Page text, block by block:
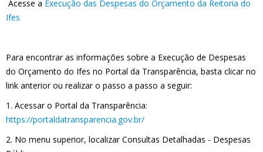
Acesse a Execução das Despesas do Orçamento da Reitoria do
Ifes
Para encontrar as informações sobre a Execução de Despesas
do Orçamento do Ifes no Portal da Transparência, basta clicar no
link anterior ou realizar o passo a passo a seguir:
1. Acessar o Portal da Transparência:
https://portaldatransparencia.gov.br/
2. No menu superior, localizar Consultas Detalhadas - Despesas